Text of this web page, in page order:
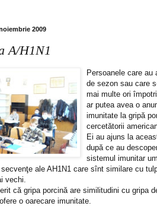
2009
A/H1N1
Persoanele care au
de sezon sau care
mai multe ori
ar putea avea o
imunitate la gripă
cercetătorii
Ei au ajuns la
după ce au
sistemul imunitar
ale AH1N1 care sînt similare cu
vechi.
că gripa porcină are similitudini cu gripa
o oarecare imunitate.